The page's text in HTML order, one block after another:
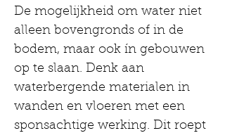
De mogelijkheid om water niet
alleen bovengronds of in de
bodem, maar ook ín gebouwen
op te slaan. Denk aan
waterbergende materialen in
wanden en vloeren met een
sponsachtige werking. Dit roept